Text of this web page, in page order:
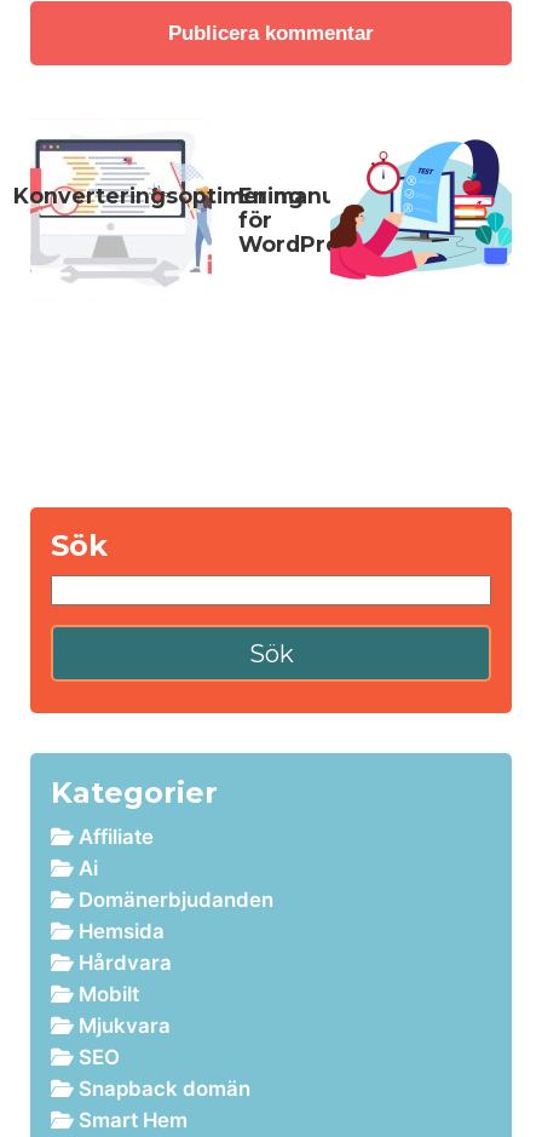
En manual
för
WordPress
Konverteringsoptimering
Sök
Kategorier
Affiliate
Ai
Domänerbjudanden
Hemsida
Hårdvara
Mobilt
Mjukvara
SEO
Snapback domän
Smart Hem